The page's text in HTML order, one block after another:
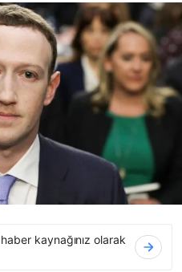
kaynağınız olarak